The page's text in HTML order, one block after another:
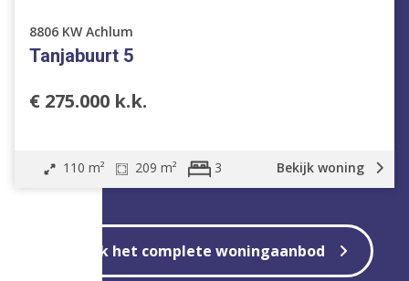
8806 KW Achlum
Tanjabuurt 5
€ 275.000 k.k.
110 m² 209 m² 3 Bekijk woning
Bekijk het complete woningaanbod